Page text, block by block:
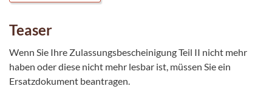
Teaser
Wenn Sie Ihre Zulassungsbescheinigung Teil II nicht mehr
haben oder diese nicht mehr lesbar ist, müssen Sie ein
Ersatzdokument beantragen.